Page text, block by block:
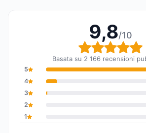
9,8/10
Basata su 2 166 recensioni
5
4
3
2
1